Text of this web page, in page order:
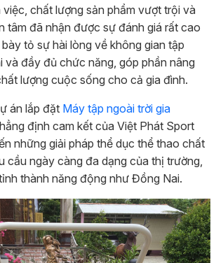
chất lượng sản phẩm vượt trội và
tâm đã nhận được sự đánh giá rất cao
tỏ sự hài lòng về không gian tập
và đầy đủ chức năng, góp phần nâng
lượng cuộc sống cho cả gia đình.
án lắp đặt Máy tập ngoài trời gia
định cam kết của Việt Phát Sport
những giải pháp thể dục thể thao chất
cầu ngày càng đa dạng của thị trường,
thành năng động như Đồng Nai.